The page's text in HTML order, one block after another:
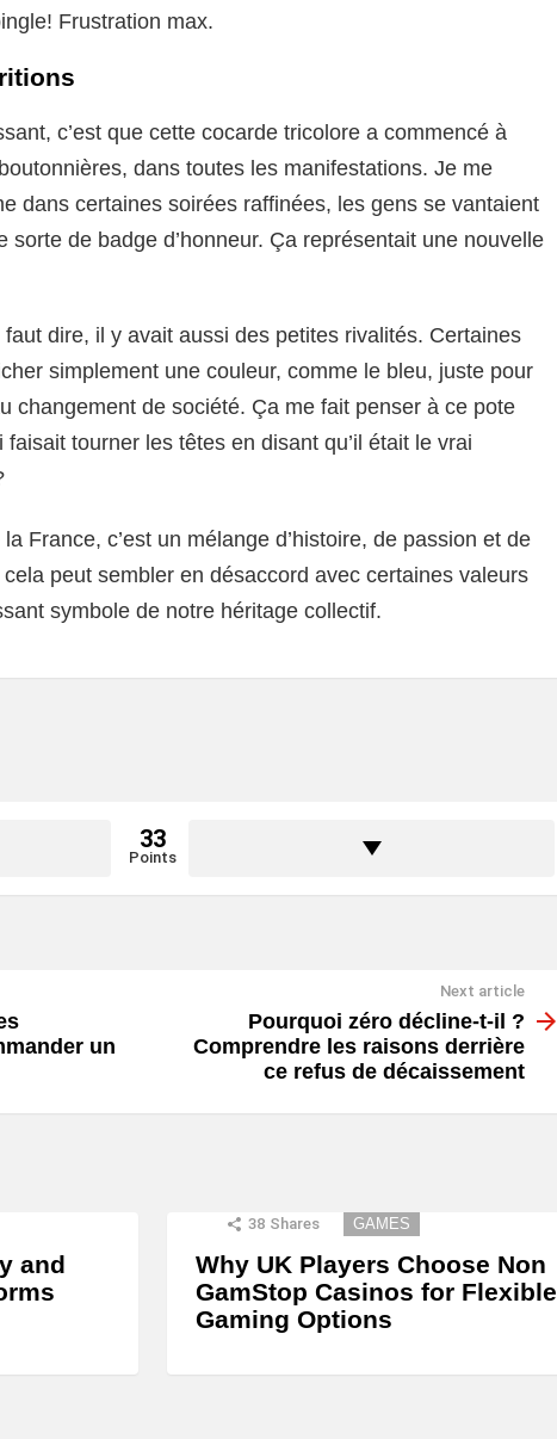
Frustration max.
c’est que cette cocarde tricolore a commencé à
dans toutes les manifestations. Je me
dans certaines soirées raffinées, les gens se vantaient
sorte de badge d’honneur. Ça représentait une nouvelle
dire, il y avait aussi des petites rivalités. Certaines
simplement une couleur, comme le bleu, juste pour
changement de société. Ça me fait penser à ce pote
tourner les têtes en disant qu’il était le vrai
France, c’est un mélange d’histoire, de passion et de
peut sembler en désaccord avec certaines valeurs
symbole de notre héritage collectif.
33
Points
un
Next article
Pourquoi zéro décline-t-il ?
Comprendre les raisons derrière
ce refus de décaissement
and
38 Shares GAMES
Why UK Players Choose Non
GamStop Casinos for Flexible
Gaming Options